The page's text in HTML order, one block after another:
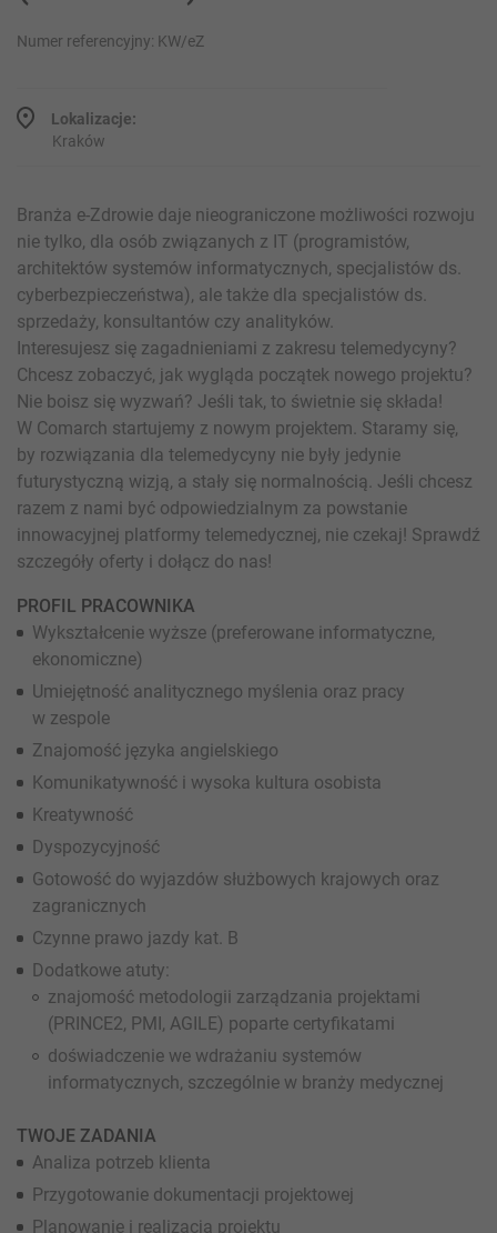
Numer referencyjny: KW/eZ
Lokalizacje:
Kraków
Branża e-Zdrowie daje nieograniczone możliwości rozwoju
nie tylko, dla osób związanych z IT (programistów,
architektów systemów informatycznych, specjalistów ds.
cyberbezpieczeństwa), ale także dla specjalistów ds.
sprzedaży, konsultantów czy analityków.
Interesujesz się zagadnieniami z zakresu telemedycyny?
Chcesz zobaczyć, jak wygląda początek nowego projektu?
Nie boisz się wyzwań? Jeśli tak, to świetnie się składa!
W Comarch startujemy z nowym projektem. Staramy się,
by rozwiązania dla telemedycyny nie były jedynie
futurystyczną wizją, a stały się normalnością. Jeśli chcesz
razem z nami być odpowiedzialnym za powstanie
innowacyjnej platformy telemedycznej, nie czekaj! Sprawdź
szczegóły oferty i dołącz do nas!
PROFIL PRACOWNIKA
Wykształcenie wyższe (preferowane informatyczne,
ekonomiczne)
Umiejętność analitycznego myślenia oraz pracy
w zespole
Znajomość języka angielskiego
Komunikatywność i wysoka kultura osobista
Kreatywność
Dyspozycyjność
Gotowość do wyjazdów służbowych krajowych oraz
zagranicznych
Czynne prawo jazdy kat. B
Dodatkowe atuty:
znajomość metodologii zarządzania projektami
(PRINCE2, PMI, AGILE) poparte certyfikatami
doświadczenie we wdrażaniu systemów
informatycznych, szczególnie w branży medycznej
TWOJE ZADANIA
Analiza potrzeb klienta
Przygotowanie dokumentacji projektowej
Planowanie i realizacja projektu